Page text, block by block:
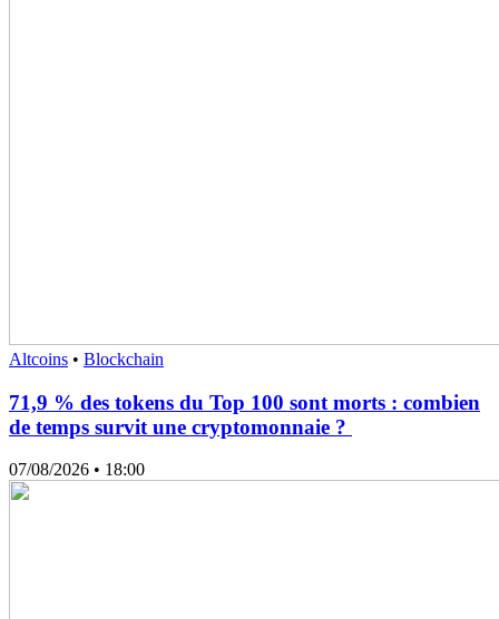
Altcoins • Blockchain
71,9 % des tokens du Top 100 sont morts : combien
de temps survit une cryptomonnaie ?
07/08/2026 • 18:00